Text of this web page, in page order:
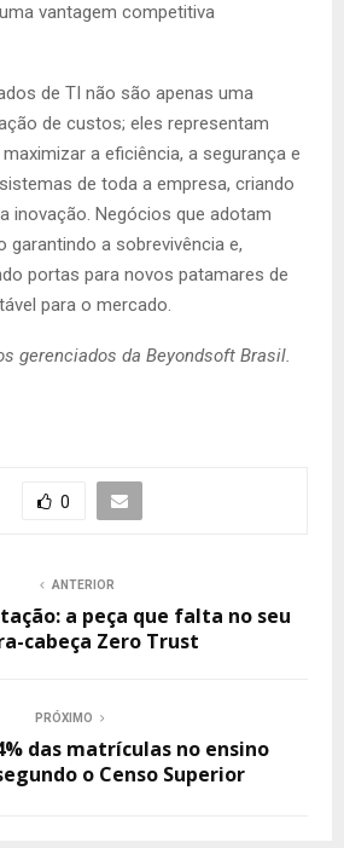
vantagem competitiva
de TI não são apenas uma
de custos; eles representam
a eficiência, a segurança e
de toda a empresa, criando
inovação. Negócios que adotam
garantindo a sobrevivência e,
portas para novos patamares de
para o mercado.
gerenciados da Beyondsoft Brasil.
0
ANTERIOR
a peça que falta no seu
cabeça Zero Trust
PRÓXIMO
das matrículas no ensino
o Censo Superior